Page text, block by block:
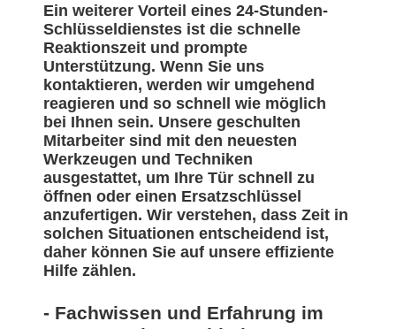
Ein weiterer Vorteil eines 24-Stunden-
Schlüsseldienstes ist die schnelle
Reaktionszeit und prompte
Unterstützung. Wenn Sie uns
kontaktieren, werden wir umgehend
reagieren und so schnell wie möglich
bei Ihnen sein. Unsere geschulten
Mitarbeiter sind mit den neuesten
Werkzeugen und Techniken
ausgestattet, um Ihre Tür schnell zu
öffnen oder einen Ersatzschlüssel
anzufertigen. Wir verstehen, dass Zeit in
solchen Situationen entscheidend ist,
daher können Sie auf unsere effiziente
Hilfe zählen.
- Fachwissen und Erfahrung im